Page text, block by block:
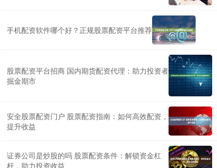
手机配资软件哪个好？正规股票配资平台推荐
股票配资平台招商 国内期货配资代理：助力投资者
掘金期市
安全股票配资门户 股票配资指南：如何高效配资，
提升收益
证券公司是炒股的吗 股票配资条件：解锁资金杠
杆，助力投资收益